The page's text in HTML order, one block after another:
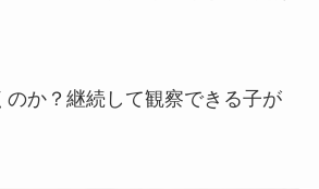
のか？継続して観察できる子が